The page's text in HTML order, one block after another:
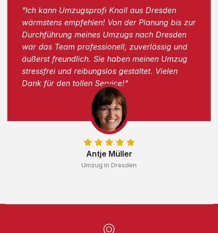
Antje Müller
Umzug in Dresden
"Ich kann Umzugsprofi Knoll aus Dresden
wärmstens empfehlen! Von der Planung bis zur
Durchführung meines Umzugs nach Dresden
war das Team professionell, zuverlässig und
äußerst freundlich. Sie haben meinen Umzug
stressfrei und reibungslos gestaltet. Vielen
Dank für den tollen Service!"